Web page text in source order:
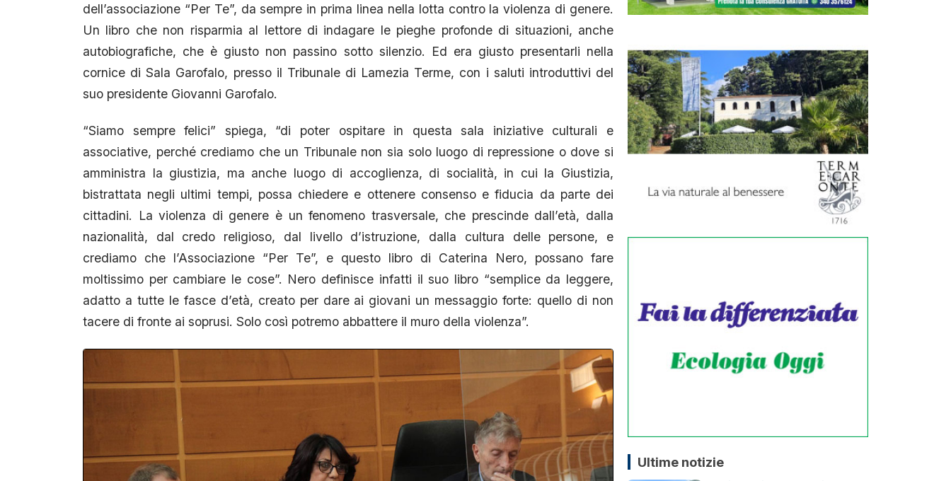
dell’associazione “Per Te”, da sempre in prima linea nella lotta contro la violenza di genere.
Un libro che non risparmia al lettore di indagare le pieghe profonde di situazioni, anche
autobiografiche, che è giusto non passino sotto silenzio. Ed era giusto presentarli nella
cornice di Sala Garofalo, presso il Tribunale di Lamezia Terme, con i saluti introduttivi del
suo presidente Giovanni Garofalo.
“Siamo sempre felici” spiega, “di poter ospitare in questa sala iniziative culturali e
associative, perché crediamo che un Tribunale non sia solo luogo di repressione o dove si
amministra la giustizia, ma anche luogo di accoglienza, di socialità, in cui la Giustizia,
bistrattata negli ultimi tempi, possa chiedere e ottenere consenso e fiducia da parte dei
cittadini. La violenza di genere è un fenomeno trasversale, che prescinde dall’età, dalla
nazionalità, dal credo religioso, dal livello d’istruzione, dalla cultura delle persone, e
crediamo che l’Associazione “Per Te”, e questo libro di Caterina Nero, possano fare
moltissimo per cambiare le cose”. Nero definisce infatti il suo libro “semplice da leggere,
adatto a tutte le fasce d’età, creato per dare ai giovani un messaggio forte: quello di non
tacere di fronte ai soprusi. Solo così potremo abbattere il muro della violenza”.
Ultime notizie